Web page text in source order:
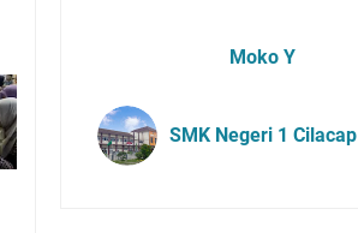
Moko Y
SMK Negeri 1 Cilacap